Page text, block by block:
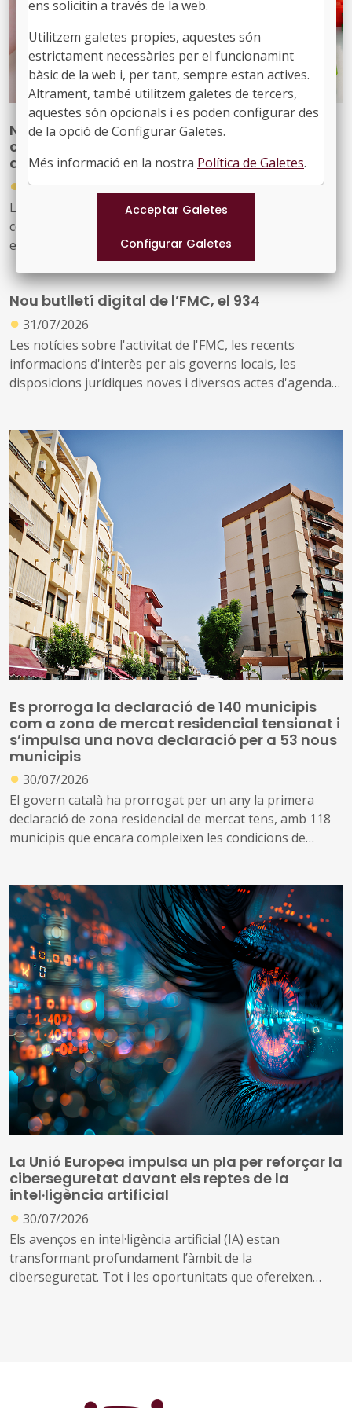
Nova publicació per reforçar les
competències del personal tècnic municipal
d’educació
●
31/07/2026
La Diputació de Barcelona ha editat la publicació ‘Marc
competencial del perfil tècnic municipal d’educació’, una
eina que defineix, ordena i enforteix el nou rol del
personal tècnic d’educació i el seu lideratge en el
desenvolupament i la gestió de les polítiques educatives
locals
Nou butlletí digital de l’FMC, el 934
● 31/07/2026
Les notícies sobre l'activitat de l'FMC, les recents
informacions d'interès per als governs locals, les
disposicions jurídiques noves i diversos actes d'agenda
Es prorroga la declaració de 140 municipis
com a zona de mercat residencial tensionat i
s’impulsa una nova declaració per a 53 nous
municipis
● 30/07/2026
El govern català ha prorrogat per un any la primera
declaració de zona residencial de mercat tens, amb 118
municipis que encara compleixen les condicions de
A més, impulsa una nova declaració que inclou altres 53
municipis que no es consideraven de mercat tens, però
que s’ha identificat que ara compleixen les condicions
per aplicar el topall de preus
La Unió Europea impulsa un pla per reforçar la
ciberseguretat davant els reptes de la
intel·ligència artificial
● 30/07/2026
Els avenços en intel·ligència artificial (IA) estan
transformant profundament l’àmbit de la
ciberseguretat. Tot i les oportunitats que ofereixen
ens solicitin a través de la web.
Utilitzem galetes propies, aquestes són
estrictament necessàries per el funcionamint
bàsic de la web i, per tant, sempre estan actives.
Altrament, també utilitzem galetes de tercers,
aquestes són opcionals i es poden configurar des
de la opció de Configurar Galetes.
Més informació en la nostra Política de Galetes.